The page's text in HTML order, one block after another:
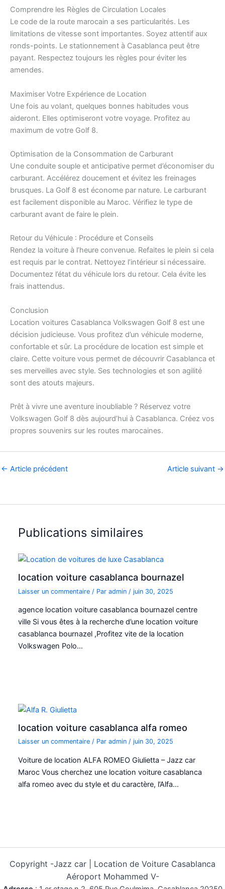
Comprendre les Règles de Circulation Locales
Le code de la route marocain a ses particularités. Les
limitations de vitesse sont importantes. Soyez attentif aux
ronds-points. Le stationnement à Casablanca peut être
payant. Respectez toujours les règles pour éviter les
amendes.
Maximiser Votre Expérience de Location
Une fois au volant, quelques bonnes habitudes vous
aideront. Elles optimiseront votre voyage. Profitez au
maximum de votre Golf 8.
Optimisation de la Consommation de Carburant
Une conduite souple et anticipative permet d’économiser du
carburant. Accélérez doucement et évitez les freinages
brusques. La Golf 8 est économe par nature. Le carburant
est facilement disponible au Maroc. Vérifiez le type de
carburant avant de faire le plein.
Retour du Véhicule : Procédure et Conseils
Rendez la voiture à l’heure convenue. Refaites le plein si cela
est requis par le contrat. Nettoyez l’intérieur si nécessaire.
Documentez l’état du véhicule lors du retour. Cela évite les
frais inattendus.
Conclusion
Location voitures Casablanca Volkswagen Golf 8 est une
décision judicieuse. Vous profitez d’un véhicule moderne,
confortable et sûr. La procédure de location est simple et
claire. Cette voiture vous permet de découvrir Casablanca et
ses merveilles avec style. Ses technologies et son agilité
sont des atouts majeurs.
Prêt à vivre une aventure inoubliable ? Réservez votre
Volkswagen Golf 8 dès aujourd’hui à Casablanca. Créez vos
propres souvenirs sur les routes marocaines.
← Article précédent Article suivant →
Publications similaires
location voiture casablanca bournazel
Laisser un commentaire / Paradmin /juin 30, 2025
agence location voiture casablanca bournazel centre
ville Si vous êtes à la recherche d’une location voiture
casablanca bournazel ,Profitez vite de la location
Volkswagen Polo…
location voiture casablanca alfa romeo
Laisser un commentaire / Paradmin/juin 30, 2025
Voiture de location ALFA ROMEO Giulietta – Jazz car
Maroc Vous cherchez une location voiture casablanca
alfa romeo avec du style et du caractère, l’Alfa…
Copyright -Jazz car | Location de Voiture Casablanca
Aéroport Mohammed V-